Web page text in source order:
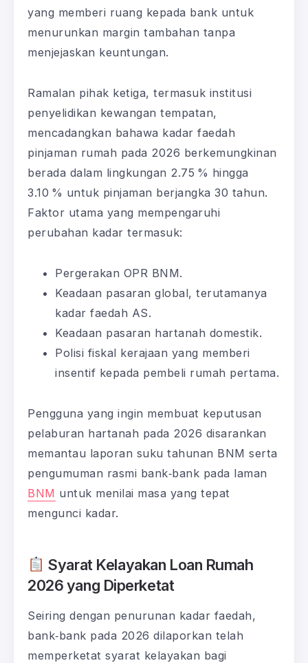
yang memberi ruang kepada bank untuk
menurunkan margin tambahan tanpa
menjejaskan keuntungan.
Ramalan pihak ketiga, termasuk institusi
penyelidikan kewangan tempatan,
mencadangkan bahawa kadar faedah
pinjaman rumah pada 2026 berkemungkinan
berada dalam lingkungan 2.75 % hingga
3.10 % untuk pinjaman berjangka 30 tahun.
Faktor utama yang mempengaruhi
perubahan kadar termasuk:
Pergerakan OPR BNM.
Keadaan pasaran global, terutamanya
kadar faedah AS.
Keadaan pasaran hartanah domestik.
Polisi fiskal kerajaan yang memberi
insentif kepada pembeli rumah pertama.
Pengguna yang ingin membuat keputusan
pelaburan hartanah pada 2026 disarankan
memantau laporan suku tahunan BNM serta
pengumuman rasmi bank‑bank pada laman
BNM untuk menilai masa yang tepat
mengunci kadar.
Syarat Kelayakan Loan Rumah
2026 yang Diperketat
Seiring dengan penurunan kadar faedah,
bank‑bank pada 2026 dilaporkan telah
memperketat syarat kelayakan bagi